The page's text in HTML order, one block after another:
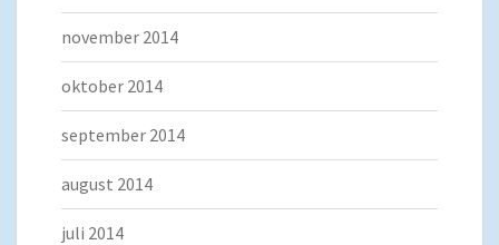
november 2014
oktober 2014
september 2014
august 2014
juli 2014